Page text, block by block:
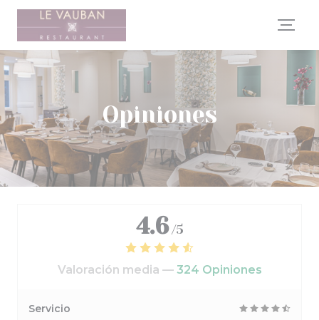
Personalización de sus opciones de cookies
Opiniones
4.6 /5
Valoración media — 324 Opiniones
Servicio